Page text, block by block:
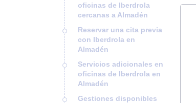
oficinas de Iberdrola
cercanas a Almadén
Reservar una cita previa
con Iberdrola en
Almadén
Servicios adicionales en
oficinas de Iberdrola en
Almadén
Gestiones disponibles